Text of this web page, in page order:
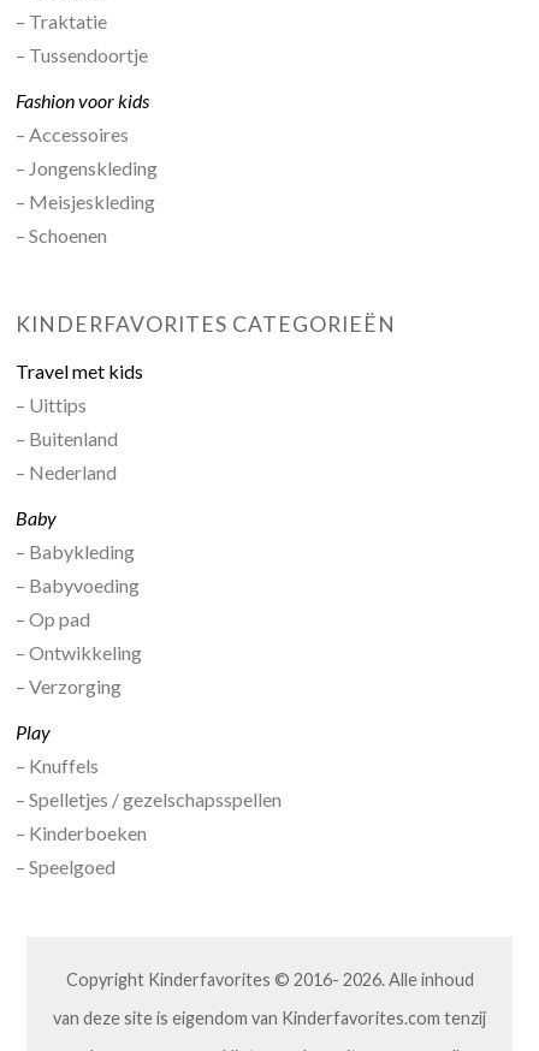
– Traktatie
– Tussendoortje
Fashion voor kids
– Accessoires
– Jongenskleding
– Meisjeskleding
– Schoenen
KINDERFAVORITES CATEGORIEËN
Travel met kids
– Uittips
– Buitenland
– Nederland
Baby
– Babykleding
– Babyvoeding
– Op pad
– Ontwikkeling
– Verzorging
Play
– Knuffels
– Spelletjes / gezelschapsspellen
– Kinderboeken
– Speelgoed
Copyright Kinderfavorites © 2016- 2026. Alle inhoud
van deze site is eigendom van Kinderfavorites.com tenzij